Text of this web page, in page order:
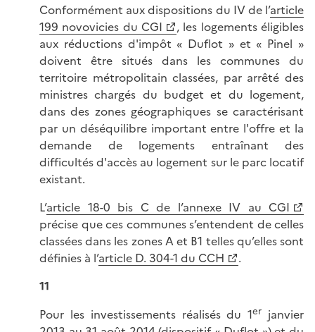
Conformément aux dispositions du IV de l’article
199 novovicies du CGI
, les logements éligibles
aux réductions d'impôt « Duflot » et « Pinel »
doivent être situés dans les communes du
territoire métropolitain classées, par arrêté des
ministres chargés du budget et du logement,
dans des zones géographiques se caractérisant
par un déséquilibre important entre l'offre et la
demande de logements entraînant des
difficultés d'accès au logement sur le parc locatif
existant.
L’article 18-0 bis C de l’annexe IV au CGI
précise que ces communes s’entendent de celles
classées dans les zones A et B1 telles qu’elles sont
définies à l’article D. 304-1 du CCH
.
11
Pour les investissements réalisés du 1er janvier